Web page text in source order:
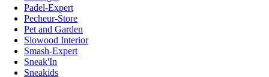
Padel-Expert
Pecheur-Store
Pet and Garden
Slowood Interior
Smash-Expert
Sneak'In
Sneakids